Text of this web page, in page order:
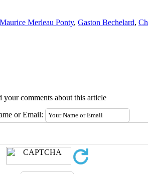
Maurice Merleau Ponty, Gaston Bechelard,
your comments about this article
or Email: